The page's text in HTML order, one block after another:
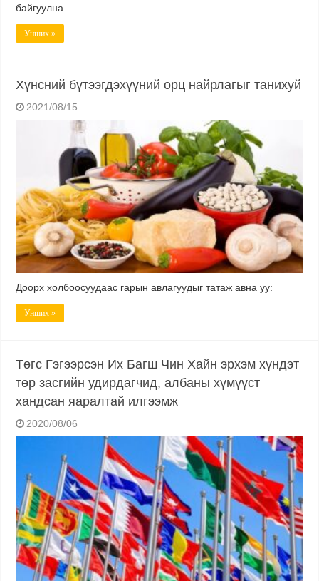
байгуулна. …
Унших »
Хүнсний бүтээгдэхүүний орц найрлагыг танихуй
2021/08/15
Доорх холбоосуудаас гарын авлагуудыг татаж авна уу:
Унших »
Төгс Гэгээрсэн Их Багш Чин Хайн эрхэм хүндэт
төр засгийн удирдагчид, албаны хүмүүст
хандсан яаралтай илгээмж
2020/08/06